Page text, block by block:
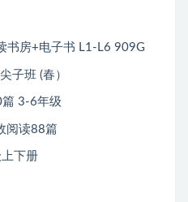
书房+电子书 L1-L6 909G
子班 (春）
3-6年级
阅读88篇
下册